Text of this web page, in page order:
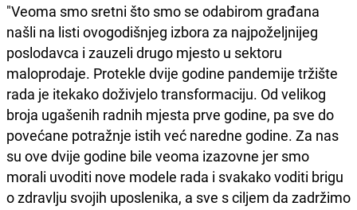
"Veoma smo sretni što smo se odabirom građana
našli na listi ovogodišnjeg izbora za najpoželjnijeg
poslodavca i zauzeli drugo mjesto u sektoru
maloprodaje. Protekle dvije godine pandemije tržište
rada je itekako doživjelo transformaciju. Od velikog
broja ugašenih radnih mjesta prve godine, pa sve do
povećane potražnje istih već naredne godine. Za nas
su ove dvije godine bile veoma izazovne jer smo
morali uvoditi nove modele rada i svakako voditi brigu
o zdravlju svojih uposlenika, a sve s ciljem da zadržimo